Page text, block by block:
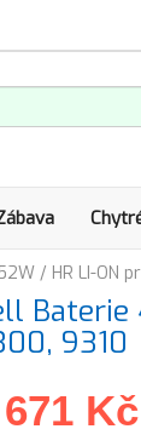
/ HR LI-ON
Baterie
9310
Kč